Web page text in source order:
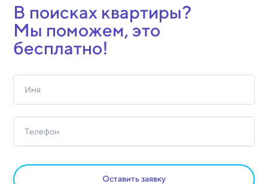
В поисках квартиры?
Мы поможем, это
бесплатно!
Оставить заявку